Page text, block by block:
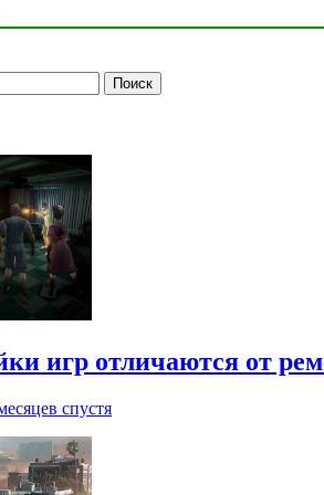
игр отличаются от
спустя